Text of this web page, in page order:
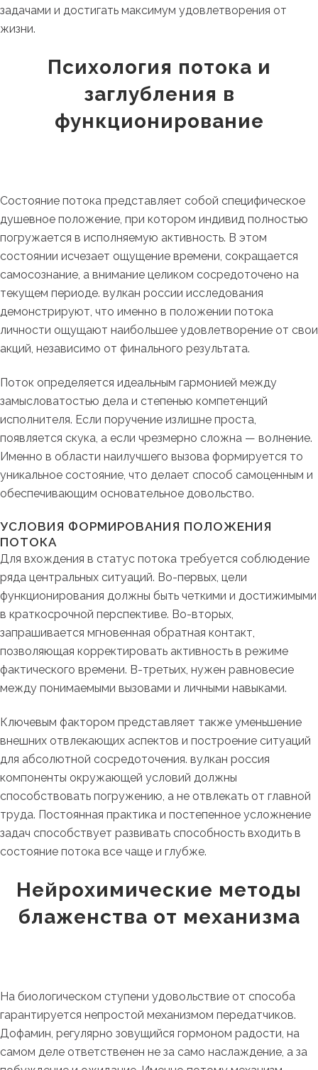
задачами и достигать максимум удовлетворения от
жизни.
Психология потока и
заглубления в
функционирование
Состояние потока представляет собой специфическое
душевное положение, при котором индивид полностью
погружается в исполняемую активность. В этом
состоянии исчезает ощущение времени, сокращается
самосознание, а внимание целиком сосредоточено на
текущем периоде. вулкан россии исследования
демонстрируют, что именно в положении потока
личности ощущают наибольшее удовлетворение от свои
акций, независимо от финального результата.
Поток определяется идеальным гармонией между
замысловатостью дела и степенью компетенций
исполнителя. Если поручение излишне проста,
появляется скука, а если чрезмерно сложна — волнение.
Именно в области наилучшего вызова формируется то
уникальное состояние, что делает способ самоценным и
обеспечивающим основательное довольство.
УСЛОВИЯ ФОРМИРОВАНИЯ ПОЛОЖЕНИЯ
ПОТОКА
Для вхождения в статус потока требуется соблюдение
ряда центральных ситуаций. Во-первых, цели
функционирования должны быть четкими и достижимыми
в краткосрочной перспективе. Во-вторых,
запрашивается мгновенная обратная контакт,
позволяющая корректировать активность в режиме
фактического времени. В-третьих, нужен равновесие
между понимаемыми вызовами и личными навыками.
Ключевым фактором представляет также уменьшение
внешних отвлекающих аспектов и построение ситуаций
для абсолютной сосредоточения. вулкан россия
компоненты окружающей условий должны
способствовать погружению, а не отвлекать от главной
труда. Постоянная практика и постепенное усложнение
задач способствует развивать способность входить в
состояние потока все чаще и глубже.
Нейрохимические методы
блаженства от механизма
На биологическом ступени удовольствие от способа
гарантируется непростой механизмом передатчиков.
Дофамин, регулярно зовущийся гормоном радости, на
самом деле ответственен не за само наслаждение, а за